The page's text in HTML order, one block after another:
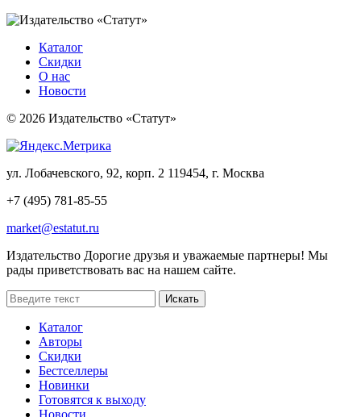
Каталог
Скидки
О нас
Новости
© 2026 Издательство «Статут»
ул. Лобачевского, 92, корп. 2 119454, г. Москва
+7 (495) 781-85-55
market@estatut.ru
Издательство Дорогие друзья и уважаемые партнеры! Мы
рады приветствовать вас на нашем сайте.
Каталог
Авторы
Скидки
Бестселлеры
Новинки
Готовятся к выходу
Новости